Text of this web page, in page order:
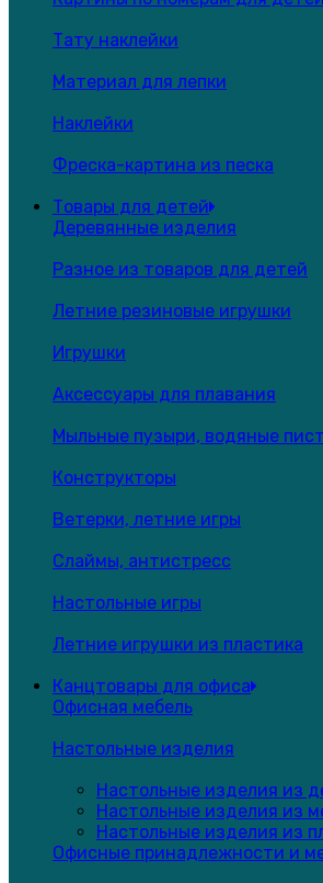
Тату наклейки
Материал для лепки
Наклейки
Фреска-картина из песка
Товары для детей
Деревянные изделия
Разное из товаров для детей
Летние резиновые игрушки
Игрушки
Аксессуары для плавания
Мыльные пузыри, водяные
Конструкторы
Ветерки, летние игры
Слаймы, антистресс
Настольные игры
Летние игрушки из пластика
Канцтовары для офиса
Офисная мебель
Настольные изделия
Настольные изделия из
Настольные изделия из
Настольные изделия из
Офисные принадлежности и